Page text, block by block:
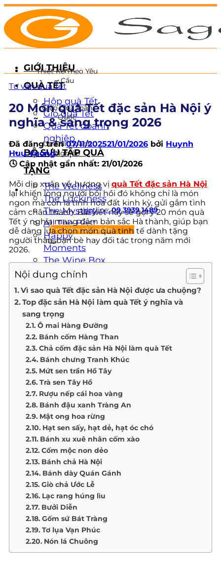
Chuyển
đến
nội
dung
GIỚI THIỆU
QUÀ TẾT
Hộp quà Tết
Giỏ quà Tết
Quà Tết doanh
nghiệp
BỘ SƯU TẬP QUÀ
TẶNG
The Wellness
The Luckiness
The Mystery
All The Best
Happy
Moments
The Wine Box
Moon D’Art
QUÀ TẶNG DOANH NGHIỆP
THÔNG TIN LIÊN HỆ
Thiết Kế Theo Yêu
Cầu
Giao Quà Toàn
Quốc
Ưu Đãi Doanh
Nghiệp
Hotline:09 3939 1489
Tư vấn quà Tết
20 Món quà Tết đặc sản Hà Nội ý
nghĩa & sang trọng 2026
Đã đăng trên07/11/202521/01/2026 bởi Huynh
Huu Vuong
🕓 Cập nhật gần nhất: 21/01/2026
Mỗi dịp xuân về, hương vị quà Tết đặc sản Hà Nội
lại khiến lòng người bồi hồi đó không chỉ là món
ngon mà còn là tinh hoa đất kinh kỳ, gửi gắm tình
cảm chân thành. Bài viết này sẽ gợi ý 20 món quà
Tết ý nghĩa mang đậm bản sắc Hà thành, giúp bạn
dễ dàng lựa chọn món quà tinh tế dành tặng
người thân, bạn bè hay đối tác trong năm mới
2026.
Nội dung chính
Vì sao quà Tết đặc sản Hà Nội được ưa chuộng?
Top đặc sản Hà Nội làm quà Tết ý nghĩa và
sang trọng
Ô mai Hàng Đường
Bánh cốm Hàng Than
Chả cốm đặc sản Hà Nội làm quà Tết
Bánh chưng Tranh Khúc
Mứt sen trần Hồ Tây
Trà sen Tây Hồ
Rượu nếp cái hoa vàng
Bánh đậu xanh Tràng An
Mật ong hoa rừng
Hạt sen sấy, hạt dẻ, hạt óc chó
Bánh xu xuê nhân cốm xào
Cốm mộc non dẻo
Bánh chả Hà Nội
Bánh dày Quán Gánh
Giò chả Ước Lễ
Lạc rang húng lìu
Bưởi Diễn
Gốm sứ Bát Tràng
Tơ lụa Vạn Phúc
Nón lá Chuông